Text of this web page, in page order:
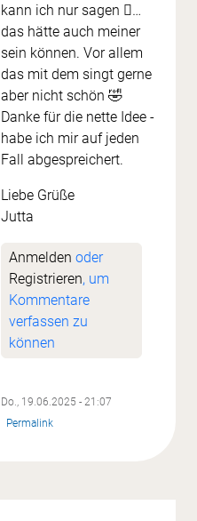
kann ich nur sagen 🫩…
das hätte auch meiner
sein können. Vor allem
das mit dem singt gerne
aber nicht schön 🤣
Danke für die nette Idee -
habe ich mir auf jeden
Fall abgespreichert.
Liebe Grüße
Jutta
Anmelden oder
Registrieren, um
Kommentare
verfassen zu
können
Do., 19.06.2025 - 21:07
Permalink